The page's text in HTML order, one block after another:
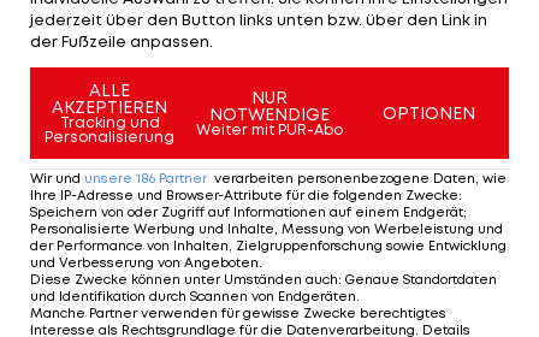
Box Präsenz hat, guttun würde, weil wir gegen
viele Gegner nicht die tiefen Räume bekommen",
so Parensen in der "Kleinen Zeitung". Ein Abbruch
der Leihe vonAmady Camarazu Nantes soll
bevorstehen.
Nächste Biereth-Millionen?
Zudem dürfen sich die "Schwoazn" wohl über
zusätzliche Einnahmen freuen.Mika Biereth
jederzeit über den Button links unten bzw. über den Link in
der Fußzeile anpassen.
ALLE
AKZEPTIEREN
Tracking und
Personalisierung
NUR
NOTWENDIGE
Weiter mit PUR-Abo
OPTIONEN
Wir und unsere 186 Partner verarbeiten personenbezogene Daten, wie
Ihre IP-Adresse und Browser-Attribute für die folgenden Zwecke:
Speichern von oder Zugriff auf Informationen auf einem Endgerät;
Personalisierte Werbung und Inhalte, Messung von Werbeleistung und
der Performance von Inhalten, Zielgruppenforschung sowie Entwicklung
und Verbesserung von Angeboten
Diese Zwecke können unter Umständen auch: Genaue Standortdaten
und Identifikation durch Scannen von Endgeräten
Manche Partner verwenden für gewisse Zwecke berechtigtes
Interesse als Rechtsgrundlage für die Datenverarbeitung. Details